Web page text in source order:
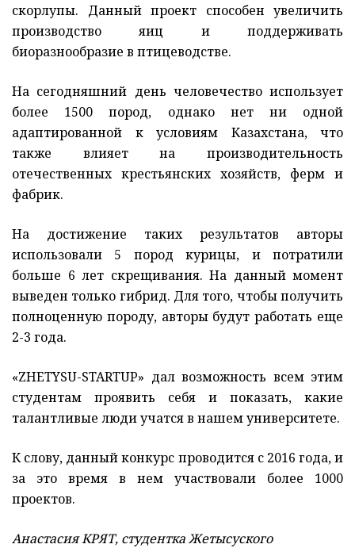
скорлупы. Данный проект способен увеличить
производство яиц и поддерживать
биоразнообразие в птицеводстве.
На сегодняшний день человечество использует
более 1500 пород, однако нет ни одной
адаптированной к условиям Казахстана, что
также влияет на производительность
отечественных крестьянских хозяйств, ферм и
фабрик.
На достижение таких результатов авторы
использовали 5 пород курицы, и потратили
больше 6 лет скрещивания. На данный момент
выведен только гибрид. Для того, чтобы получить
полноценную породу, авторы будут работать еще
2-3 года.
«ZHETYSU-STARTUP‎» дал возможность всем этим
студентам проявить себя и показать, какие
талантливые люди учатся в нашем университете.
К слову, данный конкурс проводится с 2016 года, и
за это время в нем участвовали более 1000
проектов.
Анастасия КРЯТ, студентка Жетысуского